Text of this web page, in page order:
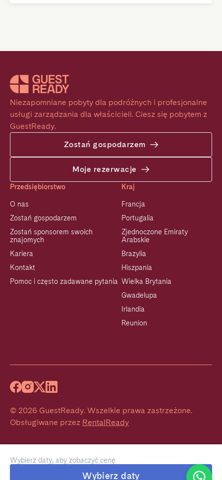
Wybierz daty, aby zobaczyć cenę
Wybierz daty
Niezapomniane pobyty dla podróżnych i profesjonalne
usługi zarządzania dla właścicieli. Ciesz się pobytem z
GuestReady.
Zostań gospodarzem
Moje rezerwacje
Przedsiębiorstwo
O nas
Zostań gospodarzem
Zostań sponsorem swoich
znajomych
Kariera
Kontakt
Pomoc i często zadawane pytania
Kraj
Francja
Portugalia
Zjednoczone Emiraty
Arabskie
Brazylia
Hiszpania
Wielka Brytania
Gwadelupa
Irlandia
Reunion
© 2026 GuestReady. Wszelkie prawa zastrzeżone.
Obsługiwane przez RentalReady
Welcome!
We typically reply within 1 hour